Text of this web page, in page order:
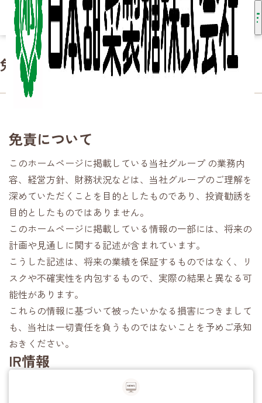
免責事項
免責について
このホームページに掲載している当社グループ の業務内
容、経営方針、財務状況などは、当社グループのご理解を
深めていただくことを目的としたものであり、投資勧誘を
目的としたものではありません。
このホームページに掲載している情報の一部には、将来の
計画や見通しに関する記述が含まれています。
こうした記述は、将来の業績を保証するものではなく、リ
スクや不確実性を内包するもので、実際の結果と異なる可
能性があります。
これらの情報に基づいて被ったいかなる損害につきまして
も、当社は一切責任を負うものではないことを予めご承知
おきください。
IR情報